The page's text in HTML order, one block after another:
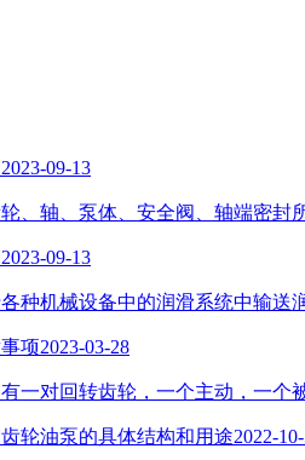
2023-09-13
、轴、泵体、安全阀、轴端密
2023-09-13
种机械设备中的润滑系统中输
项2023-03-28
一对回转齿轮，一个主动，一
轮油泵的具体结构和用途2022-